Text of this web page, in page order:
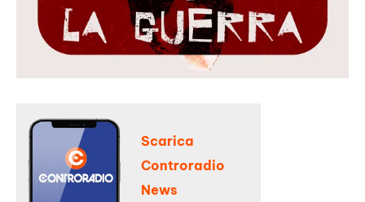
Scarica
Controradio
News